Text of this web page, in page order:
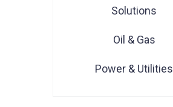
Solutions
Oil & Gas
Power & Utilities